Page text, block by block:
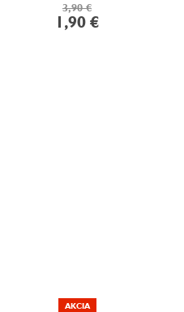
3,90 €
1,90 €
AKCIA